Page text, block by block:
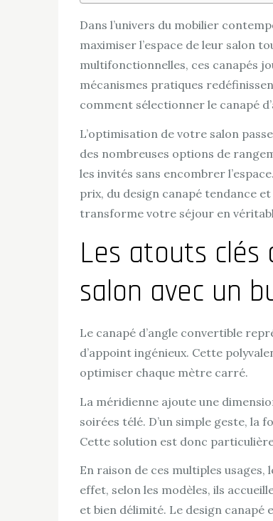
Dans l’univers du mobilier
maximiser l’espace de leur salon
multifonctionnelles, ces canapés
mécanismes pratiques
comment sélectionner le canapé
L’optimisation de votre salon
des nombreuses options de
les invités sans encombrer
prix, du design canapé tendance
transforme votre séjour en
Les atouts clés
salon avec un
Le canapé d’angle convertible
d’appoint ingénieux. Cette
optimiser chaque mètre carré.
La méridienne ajoute une
soirées télé. D’un simple geste, la
Cette solution est donc
En raison de ces multiples usages,
effet, selon les modèles, ils
et bien délimité. Le design canapé